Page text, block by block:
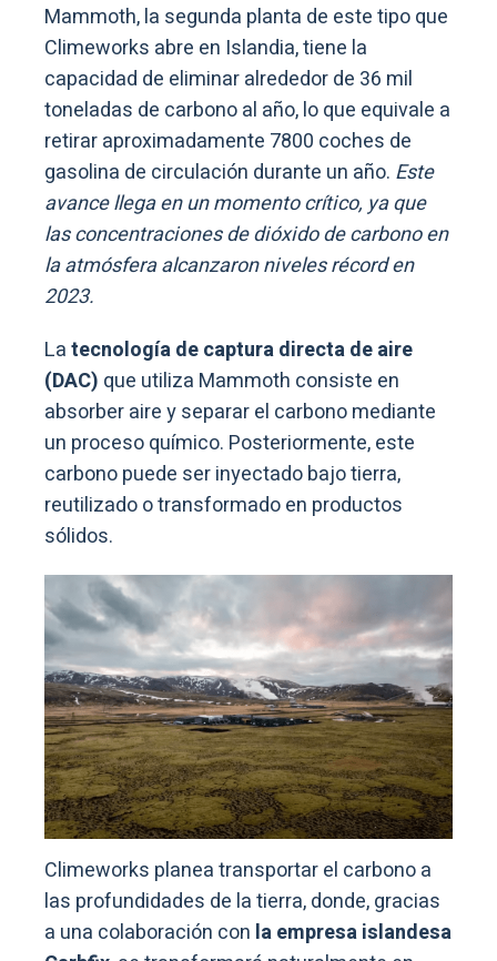
Mammoth, la segunda planta de este tipo que
Climeworks abre en Islandia, tiene la
capacidad de eliminar alrededor de 36 mil
toneladas de carbono al año, lo que equivale a
retirar aproximadamente 7800 coches de
gasolina de circulación durante un año. Este
avance llega en un momento crítico, ya que
las concentraciones de dióxido de carbono en
la atmósfera alcanzaron niveles récord en
2023.
Latecnología de captura directa de aire
(DAC) que utiliza Mammoth consiste en
absorber aire y separar el carbono mediante
un proceso químico. Posteriormente, este
carbono puede ser inyectado bajo tierra,
reutilizado o transformado en productos
sólidos.
Climeworks planea transportar el carbono a
las profundidades de la tierra, donde, gracias
a una colaboración con la empresa islandesa